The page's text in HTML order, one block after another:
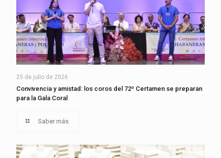
25 de julio de 2026
Convivencia y amistad: los coros del 72º Certamen se preparan
para la Gala Coral
Saber más